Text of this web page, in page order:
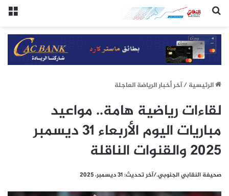
(النقابي الجنوبي:/خاص.)
الرئيسيِة/آخر أخبار الرياضة العاجلة
لقاءات رياضية هامة.. مواعيد
مباريات اليوم الأربعاء 31 ديسمبر
2025 والقنوات الناقلة
صحيفة النقابي الجنوبي./آخر تحديث: 31 ديسمبر، 2025